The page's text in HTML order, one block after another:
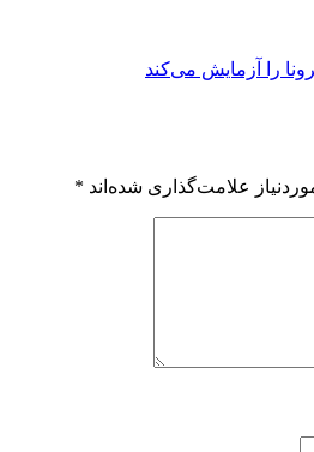
را آزمایش می‌کند
علامت‌گذاری شده‌اند *